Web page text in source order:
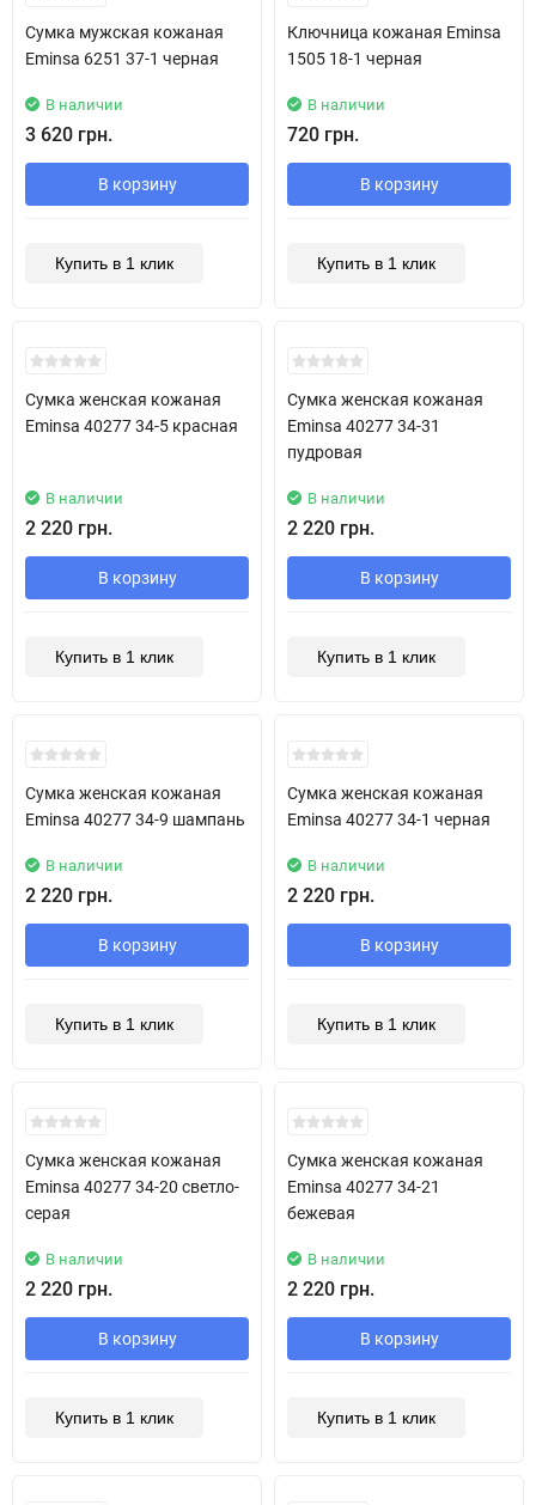
Сумка мужская кожаная
Eminsa 6251 37-1 черная
В наличии
3 620 грн.
В корзину
Купить в 1 клик
Ключница кожаная Eminsa
1505 18-1 черная
В наличии
720 грн.
В корзину
Купить в 1 клик
New!
Сумка женская кожаная
Eminsa 40277 34-5 красная
В наличии
2 220 грн.
В корзину
Купить в 1 клик
New!
Сумка женская кожаная
Eminsa 40277 34-31
пудровая
В наличии
2 220 грн.
В корзину
Купить в 1 клик
New!
Сумка женская кожаная
Eminsa 40277 34-9 шампань
В наличии
2 220 грн.
В корзину
Купить в 1 клик
New!
Сумка женская кожаная
Eminsa 40277 34-1 черная
В наличии
2 220 грн.
В корзину
Купить в 1 клик
New!
Сумка женская кожаная
Eminsa 40277 34-20 светло-
серая
В наличии
2 220 грн.
В корзину
Купить в 1 клик
New!
Сумка женская кожаная
Eminsa 40277 34-21
бежевая
В наличии
2 220 грн.
В корзину
Купить в 1 клик